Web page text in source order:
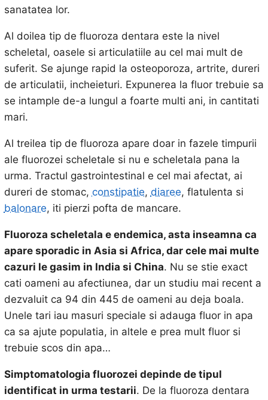
sanatatea lor.
Al doilea tip de fluoroza dentara este la nivel
scheletal, oasele si articulatiile au cel mai mult de
suferit. Se ajunge rapid la osteoporoza, artrite, dureri
de articulatii, incheieturi. Expunerea la fluor trebuie sa
se intample de-a lungul a foarte multi ani, in cantitati
mari.
Al treilea tip de fluoroza apare doar in fazele timpurii
ale fluorozei scheletale si nu e scheletala pana la
urma. Tractul gastrointestinal e cel mai afectat, ai
dureri de stomac, constipatie, diaree, flatulenta si
balonare, iti pierzi pofta de mancare.
Fluoroza scheletala e endemica, asta inseamna ca
apare sporadic in Asia si Africa, dar cele mai multe
cazuri le gasim in India si China. Nu se stie exact
cati oameni au afectiunea, dar un studiu mai recent a
dezvaluit ca 94 din 445 de oameni au deja boala.
Unele tari iau masuri speciale si adauga fluor in apa
ca sa ajute populatia, in altele e prea mult fluor si
trebuie scos din apa…
Simptomatologia fluorozei depinde de tipul
identificat in urma testarii. De la fluoroza dentara